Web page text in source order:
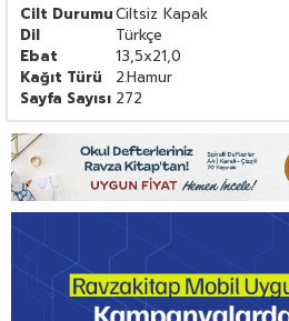
Cilt DurumuCiltsiz Kapak
Dil
Türkçe
Ebat
13,5x21,0
Kağıt Türü
2.Hamur
Sayfa Sayısı 272